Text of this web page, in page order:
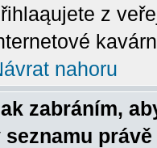
z
nahoru
zabráním,
seznamu